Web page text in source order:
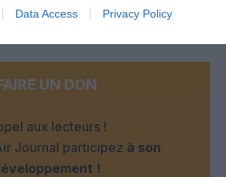
Data Access Privacy Policy
UN COMMENTAIRE
UN DON
aux lecteurs !
Journal participez à son
!